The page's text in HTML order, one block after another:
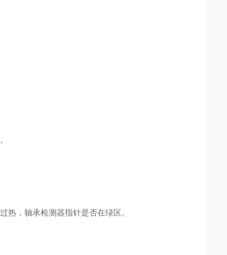
，轴承检测器指针是否在绿区。